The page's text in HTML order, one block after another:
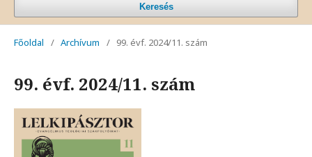
Keresés
Főoldal / Archívum / 99. évf. 2024/11. szám
99. évf. 2024/11. szám